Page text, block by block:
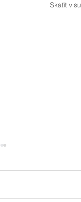
Skatīt visu